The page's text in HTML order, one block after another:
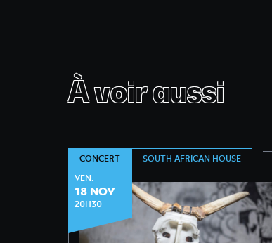
À voir aussi
CONCERT
VEN.
18 NOV
20H30
SOUTH AFRICAN HOUSE